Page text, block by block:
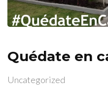
Quédate en
Uncategorized